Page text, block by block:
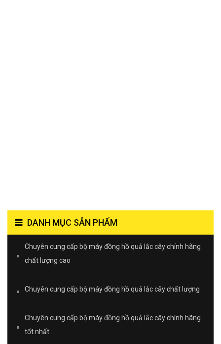
DANH MỤC SẢN PHẨM
Chuyên cung cấp bộ máy đồng hồ quả lắc cây chính hãng
chất lượng cao
Chuyên cung cấp bộ máy đồng hồ quả lắc cây chất lượng
Chuyên cung cấp bộ máy đồng hồ quả lắc cây chính hãng
tốt nhất